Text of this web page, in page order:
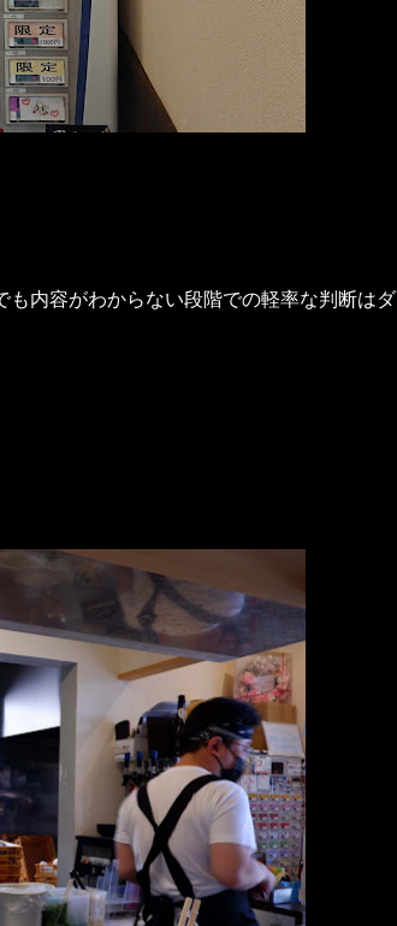
内容がわからない段階での軽率な判断はダ